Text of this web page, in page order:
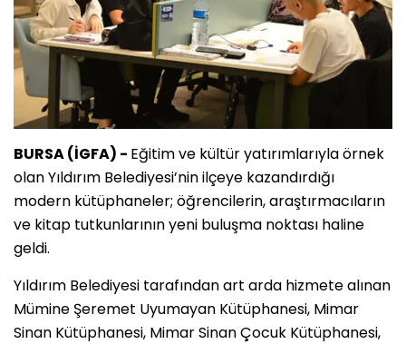
BURSA (İGFA) - Eğitim ve kültür yatırımlarıyla örnek
olan Yıldırım Belediyesi’nin ilçeye kazandırdığı
modern kütüphaneler; öğrencilerin, araştırmacıların
ve kitap tutkunlarının yeni buluşma noktası haline
geldi.
Yıldırım Belediyesi tarafından art arda hizmete alınan
Mümine Şeremet Uyumayan Kütüphanesi, Mimar
Sinan Kütüphanesi, Mimar Sinan Çocuk Kütüphanesi,